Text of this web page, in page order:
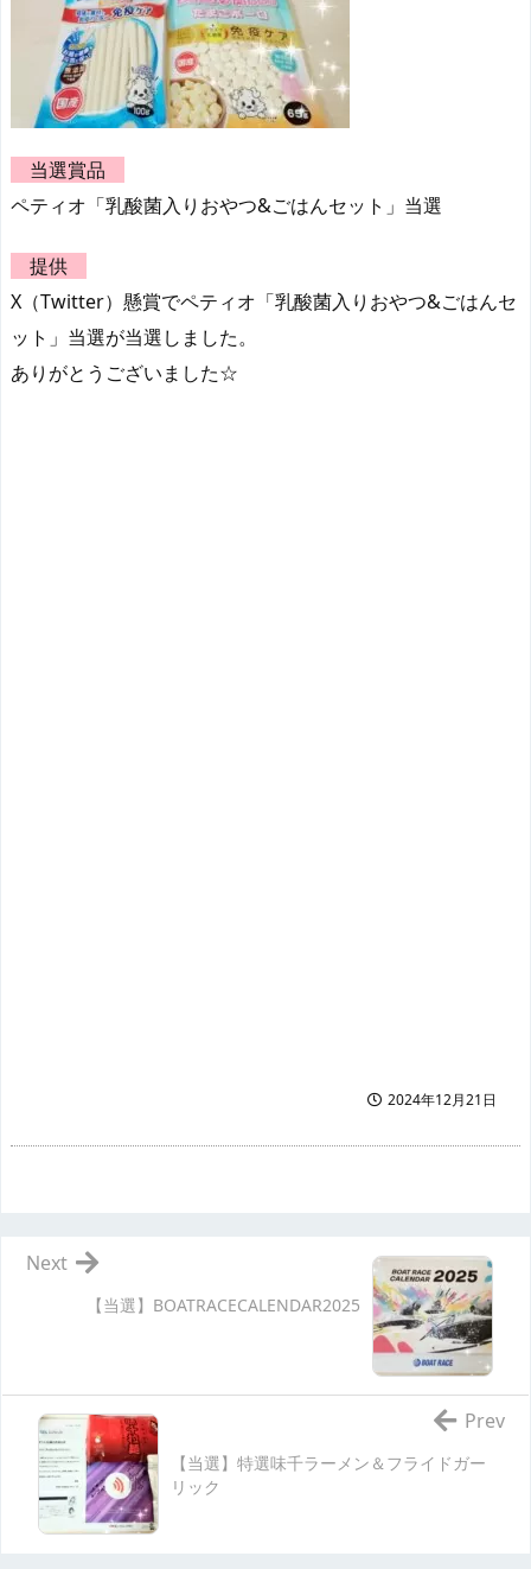
当選賞品
ペティオ「乳酸菌入りおやつ&ごはんセット」当選
提供
X（Twitter）懸賞でペティオ「乳酸菌入りおやつ&ごはんセ
ット」当選が当選しました。
ありがとうございました☆
2024年12月21日
【当選】BOATRACECALENDAR2025
Next
【当選】特選味千ラーメン＆フライドガー
リック
Prev